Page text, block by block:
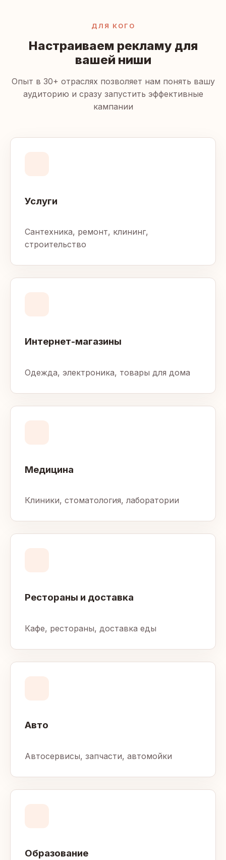
ДЛЯ КОГО
Настраиваем рекламу для
вашей ниши
Опыт в 30+ отраслях позволяет нам понять вашу
аудиторию и сразу запустить эффективные
кампании
Услуги
Сантехника, ремонт, клининг,
строительство
Интернет-магазины
Одежда, электроника, товары для дома
Медицина
Клиники, стоматология, лаборатории
Рестораны и доставка
Кафе, рестораны, доставка еды
Авто
Автосервисы, запчасти, автомойки
Образование